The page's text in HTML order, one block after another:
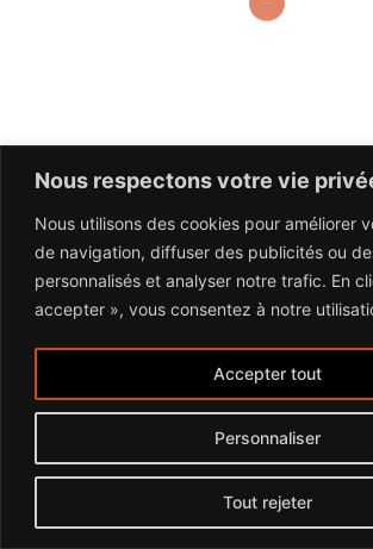
Nous respectons votre vie
Nous utilisons des cookies pour améliorer
de navigation, diffuser des publicités ou
personnalisés et analyser notre trafic. En
accepter », vous consentez à notre
Personnaliser
Tout rejeter
Accepter tout
© 2026 IN.INDECO -Mentions légales
byTigris Studios